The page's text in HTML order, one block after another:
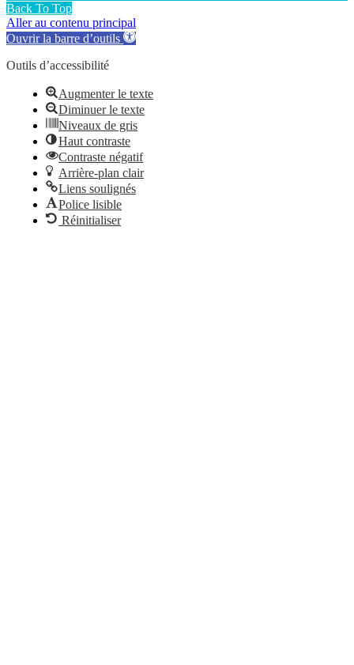
Back To Top
Aller au contenu principal
Ouvrir la barre d’outils
Outils d’accessibilité
Augmenter le texte
Diminuer le texte
Niveaux de gris
Haut contraste
Contraste négatif
Arrière-plan clair
Liens soulignés
Police lisible
Réinitialiser